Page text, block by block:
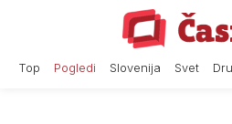
Top Pogledi Slovenija Svet